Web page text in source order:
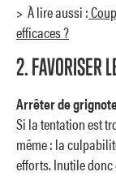
> À lire aussi :
efficaces ?
2. FAVORISER
Arrêter de
Si la tentation est
même : la
efforts. Inutile